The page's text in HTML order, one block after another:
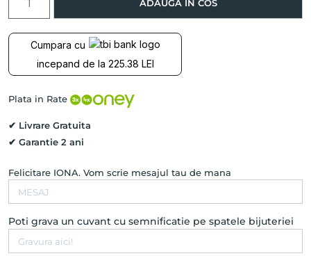
Verighete
semi-
bombate
COLOR
cu
Smaralde
si
Naturale,
Aur
Galben
ADAUGA IN COS
Cumpara cu
incepand de la 225.38 LEI
Plata in Rate
✔ Livrare Gratuita
✔ Garantie 2 ani
Felicitare IONA. Vom scrie mesajul tau de mana
Poti grava un cuvant cu semnificatie pe spatele bijuteriei